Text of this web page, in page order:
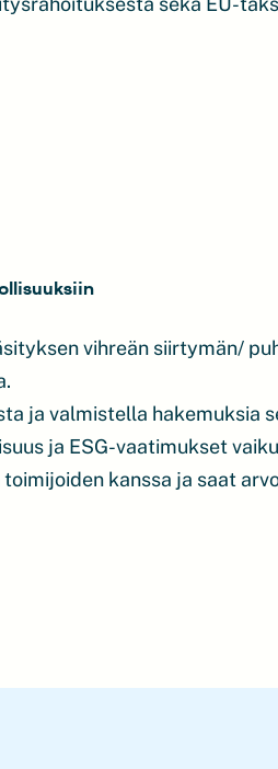
vihreän siirtymän/
ja valmistella hakemuksia
ja ESG-vaatimukset
kanssa ja saat